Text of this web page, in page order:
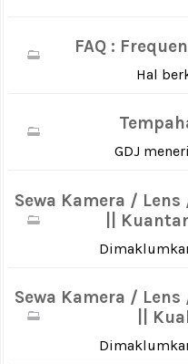
FAQ :
Hal
GDJ
Sewa Kamera /
||
Sewa Kamera /
||